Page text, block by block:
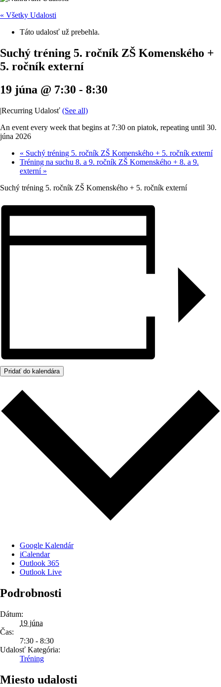
« Všetky Udalosti
Táto udalosť už prebehla.
Suchý tréning 5. ročník ZŠ Komenského +
5. ročník externí
19 júna @ 7:30 - 8:30
|Recurring Udalosť (See all)
An event every week that begins at 7:30 on piatok, repeating until 30.
júna 2026
« Suchý tréning 5. ročník ZŠ Komenského + 5. ročník externí
Tréning na suchu 8. a 9. ročník ZŠ Komenského + 8. a 9.
externí »
Suchý tréning 5. ročník ZŠ Komenského + 5. ročník externí
Pridať do kalendára
Google Kalendár
iCalendar
Outlook 365
Outlook Live
Podrobnosti
Dátum:
19 júna
Čas:
7:30 - 8:30
Udalosť Kategória:
Tréning
Miesto udalosti